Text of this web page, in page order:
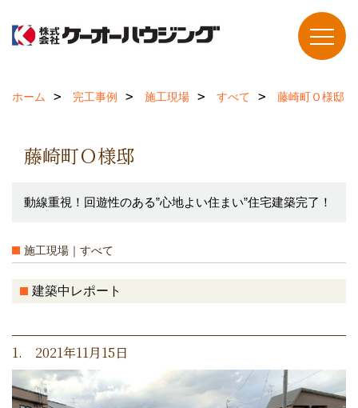
ホーム 完工事例 施工現場 すべて 藤崎町Ｏ様邸
藤崎町Ｏ様邸
動線重視！回遊性のある”心地よい住まい”住宅建築完了！
施工現場｜すべて
建築中レポート
1. 2021年11月15日